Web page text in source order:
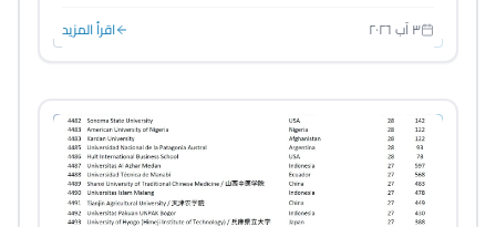
٣ آب ٢٠٢٦ اقرأ المزيد